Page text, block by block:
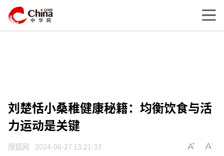
刘楚恬小桑稚健康秘籍：均衡饮食与活
力运动是关键
搜狐网 2024-06-27 13:21:33